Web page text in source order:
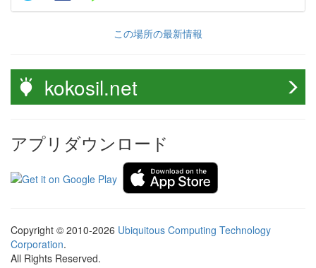
この場所の最新情報
kokosil.net
アプリダウンロード
Copyright © 2010-2026 Ubiquitous Computing Technology
Corporation.
All Rights Reserved.